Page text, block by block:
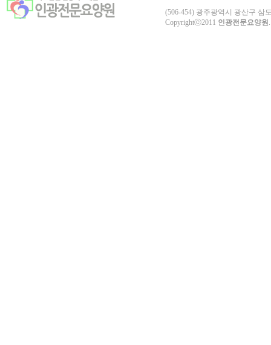
(506-454) 광주광역시 광산구 삼
Copyrightⓒ2011 인광전문요양원